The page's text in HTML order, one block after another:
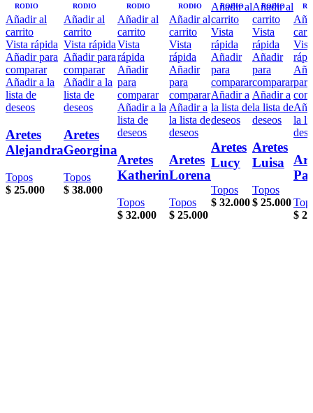
RODIO
Añadir al
carrito
Vista rápida
Añadir para
comparar
Añadir a la
lista de
deseos
Aretes
Alejandra
Topos
$ 25.000
RODIO
Añadir al
carrito
Vista rápida
Añadir para
comparar
Añadir a la
lista de
deseos
Aretes
Georgina
Topos
$ 38.000
RODIO
Añadir al
carrito
Vista
rápida
Añadir
para
comparar
Añadir a la
lista de
deseos
Aretes
Katherin
Topos
$ 32.000
RODIO
Añadir al
carrito
Vista
rápida
Añadir
para
comparar
Añadir a
la lista de
deseos
Aretes
Lorena
Topos
$ 25.000
RODIO
Añadir al
carrito
Vista
rápida
Añadir
para
comparar
Añadir a
la lista de
deseos
Aretes
Lucy
Topos
$ 32.000
RODIO
Añadir al
carrito
Vista
rápida
Añadir
para
comparar
Añadir a
la lista de
deseos
Aretes
Luisa
Topos
$ 25.000
para
la
$